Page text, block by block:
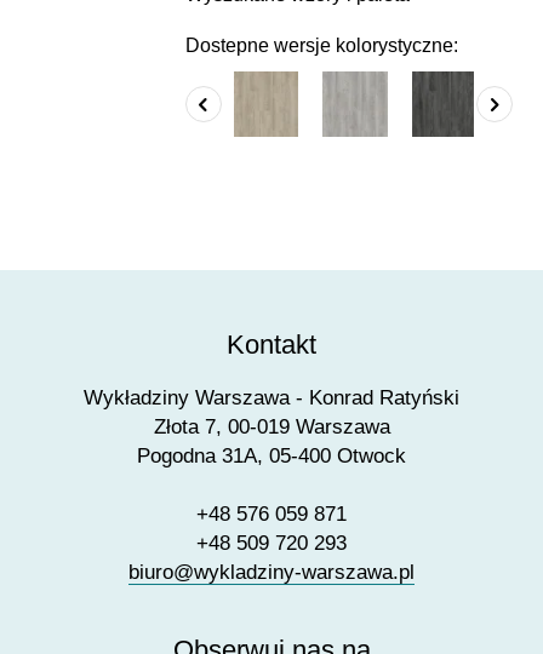
Dostepne wersje kolorystyczne:
Kontakt
Wykładziny Warszawa - Konrad Ratyński
Złota 7, 00-019 Warszawa
Pogodna 31A, 05-400 Otwock
+48 576 059 871
+48 509 720 293
biuro@wykladziny-warszawa.pl